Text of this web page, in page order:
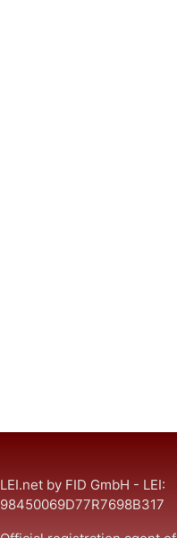
LEI.net by FID GmbH - LEI:
98450069D77R7698B317